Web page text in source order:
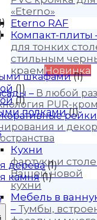
«Eterno»
Eterno RAF
Компакт-плиты
для тонких
стильным
краемНовинка
– В любой
PUR-
рейки
и
Кухни
фартуки и
Вашей новой
кухни
Мебель в
– Тумбы,
)
)
шкафами (1)
(1)
(1)
полками (1)
дерева (1)
камня (1)